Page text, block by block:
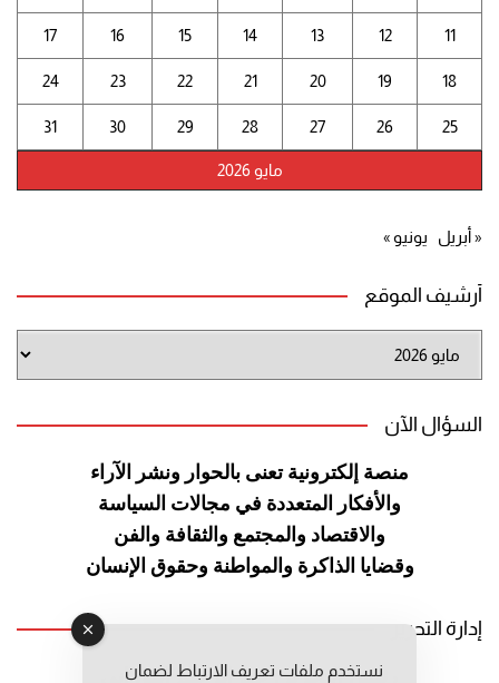
مايو 2026
11
12
13
14
15
16
17
18
19
20
21
22
23
24
25
26
27
28
29
30
31
« أبريل يونيو »
أرشيف الموقع
الموقع
السؤال الآن
منصة إلكترونية تعنى بالحوار ونشر
الآراء
والأفكار المتعددة في مجالات السياسة
والاقتصاد والمجتمع والثقافة والفن
وقضايا الذاكرة والمواطنة وحقوق الإنسان
إدارة التحرير
رئيس التحرير: عبد الرحيم التوراني
نستخدم ملفات تعريف الارتباط لضمان